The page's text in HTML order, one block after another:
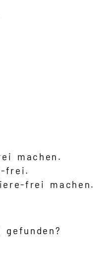
machen.
frei.
frei machen.
gefunden?